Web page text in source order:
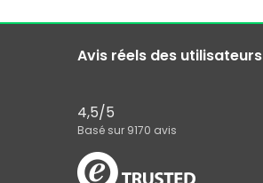
Avis réels des utilisateurs
4,5/5
Basé sur 9170 avis